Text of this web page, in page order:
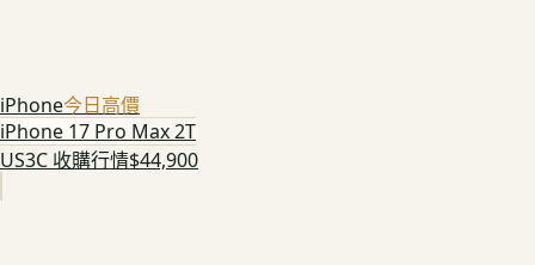
iPhone今日高價
iPhone 17 Pro Max 2T
US3C 收購行情$44,900